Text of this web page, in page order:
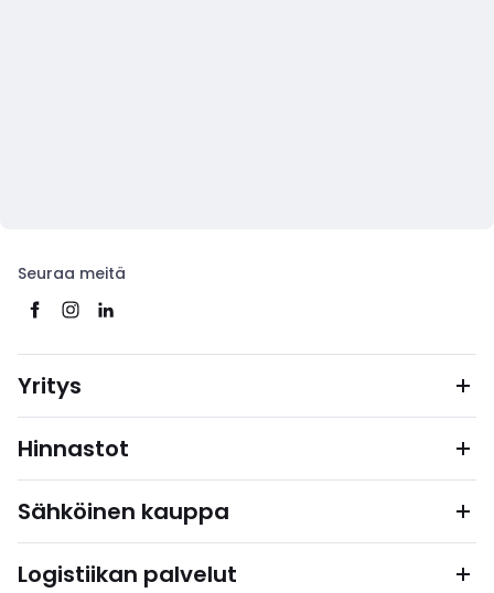
Seuraa meitä
Yritys
Hinnastot
Sähköinen kauppa
Logistiikan palvelut